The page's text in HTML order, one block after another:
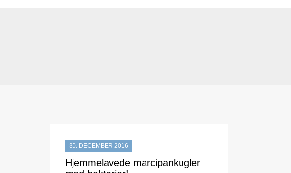
30. DECEMBER 2016
Hjemmelavede marcipankugler